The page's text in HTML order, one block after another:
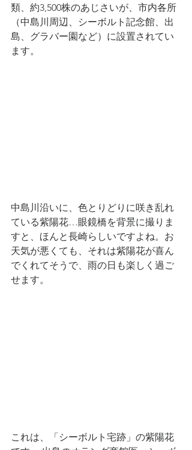
類、約3,500株のあじさいが、市内各所
（中島川周辺、シーボルト記念館、出
島、グラバー園など）に設置されてい
ます。
中島川沿いに、色とりどりに咲き乱れ
ている紫陽花…眼鏡橋を背景に撮りま
すと、ほんと長崎らしいですよね。お
天気が悪くても、それは紫陽花が喜ん
でくれてそうで、雨の日も楽しく過ご
せます。
これは、「シーボルト宅跡」の紫陽花